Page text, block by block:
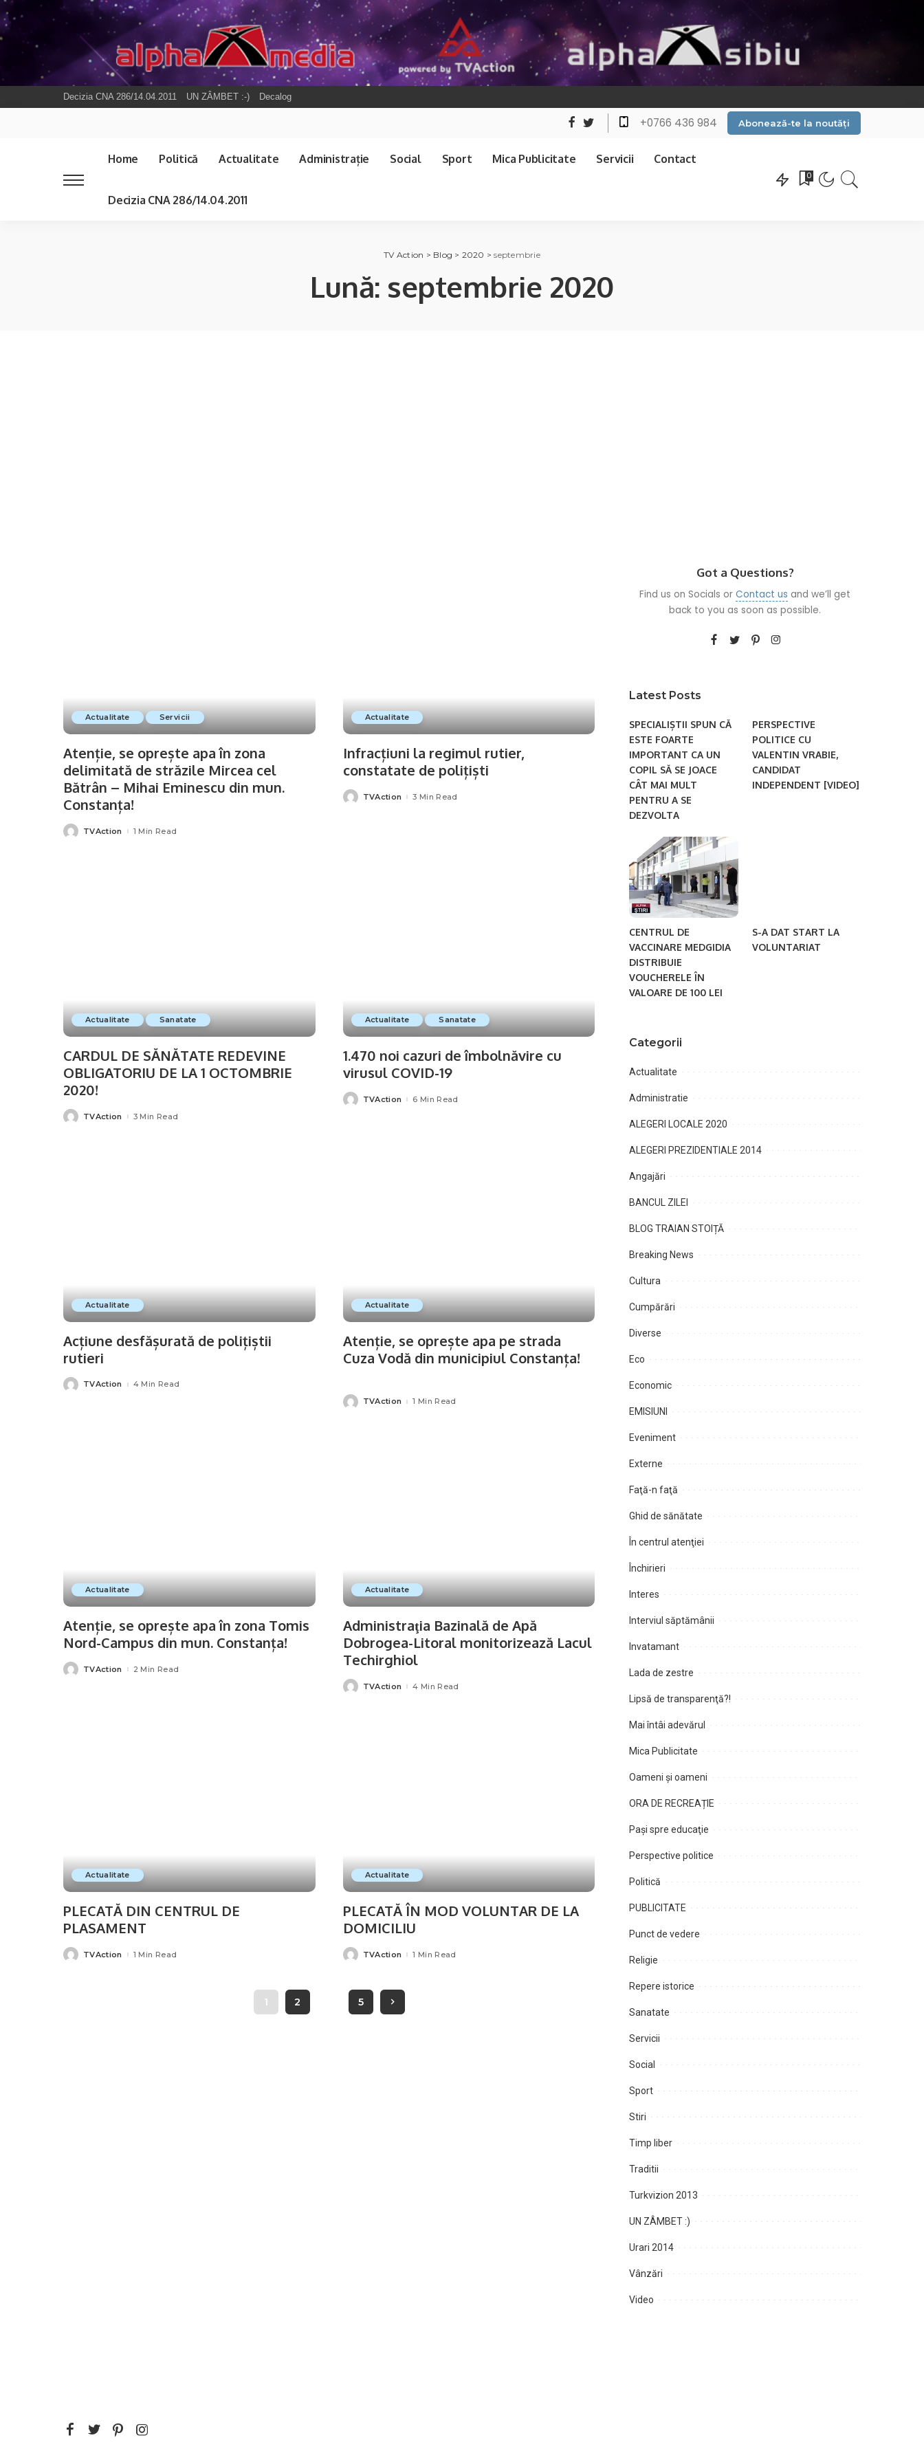
Decizia CNA 286/14.04.2011 UN ZÂMBET :-) Decalog
+0766 436 984 Abonează-te la noutăți
Home Politică Actualitate Administrație Social Sport Mica Publicitate Servicii Contact
Decizia CNA 286/14.04.2011
0
TV Action > Blog > 2020 >septembrie
Lună: septembrie 2020
Actualitate Servicii
Atenție, se oprește apa în zona
delimitată de străzile Mircea cel
Bătrân – Mihai Eminescu din mun.
Constanța!
PostedTVAction 1 Min Read
Actualitate
Infracțiuni la regimul rutier,
constatate de polițiști
PostedTVAction 3 Min Read
Actualitate Sanatate
CARDUL DE SĂNĂTATE REDEVINE
OBLIGATORIU DE LA 1 OCTOMBRIE
2020!
PostedTVAction 3 Min Read
Actualitate Sanatate
1.470 noi cazuri de îmbolnăvire cu
virusul COVID-19
PostedTVAction 6 Min Read
Actualitate
Acțiune desfășurată de polițiștii
rutieri
PostedTVAction 4 Min Read
Actualitate
Atenție, se oprește apa pe strada
Cuza Vodă din municipiul Constanța!
PostedTVAction 1 Min Read
Actualitate
Atenție, se oprește apa în zona Tomis
Nord-Campus din mun. Constanța!
PostedTVAction 2 Min Read
Actualitate
Administraţia Bazinală de Apă
Dobrogea-Litoral monitorizează Lacul
Techirghiol
PostedTVAction 4 Min Read
Actualitate
PLECATĂ DIN CENTRUL DE
PLASAMENT
PostedTVAction 1 Min Read
Actualitate
PLECATĂ ÎN MOD VOLUNTAR DE LA
DOMICILIU
PostedTVAction 1 Min Read
1 2 5
Got a Questions?
Find us on Socials orContact us and we’ll get
back to you as soon as possible.
Latest Posts
SPECIALIȘTII SPUN CĂ
ESTE FOARTE
IMPORTANT CA UN
COPIL SĂ SE JOACE
CÂT MAI MULT
PENTRU A SE
DEZVOLTA
PERSPECTIVE
POLITICE CU
VALENTIN VRABIE,
CANDIDAT
INDEPENDENT [VIDEO]
CENTRUL DE
VACCINARE MEDGIDIA
DISTRIBUIE
VOUCHERELE ÎN
VALOARE DE 100 LEI
S-A DAT START LA
VOLUNTARIAT
Categorii
Actualitate
Administratie
ALEGERI LOCALE 2020
ALEGERI PREZIDENTIALE 2014
Angajări
BANCUL ZILEI
BLOG TRAIAN STOIȚĂ
Breaking News
Cultura
Cumpărări
Diverse
Eco
Economic
EMISIUNI
Eveniment
Externe
Faţă-n faţă
Ghid de sănătate
În centrul atenţiei
Închirieri
Interes
Interviul săptămânii
Invatamant
Lada de zestre
Lipsă de transparenţă?!
Mai întâi adevărul
Mica Publicitate
Oameni şi oameni
ORA DE RECREAȚIE
Paşi spre educaţie
Perspective politice
Politică
PUBLICITATE
Punct de vedere
Religie
Repere istorice
Sanatate
Servicii
Social
Sport
Stiri
Timp liber
Traditii
Turkvizion 2013
UN ZÂMBET :)
Urari 2014
Vânzări
Video